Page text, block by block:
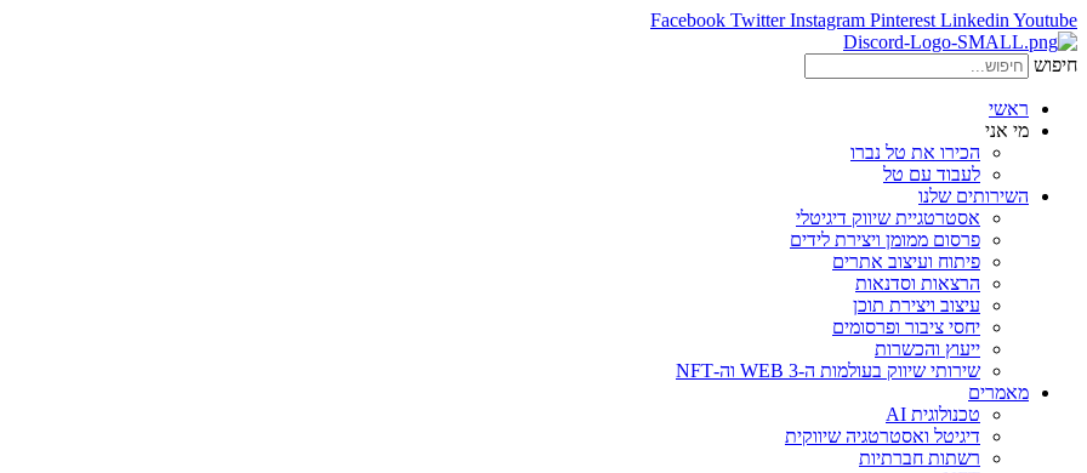
Facebook Twitter Instagram Pinterest Linkedin Youtube
חיפוש
ראשי
מי אני
הכירו את טל נברו
לעבוד עם טל
השירותים שלנו
אסטרטגיית שיווק דיגיטלי
פרסום ממומן ויצירת לידים
פיתוח ועיצוב אתרים
הרצאות וסדנאות
עיצוב ויצירת תוכן
יחסי ציבור ופרסומים
ייעוץ והכשרות
שירותי שיווק בעולמות ה-WEB 3 וה-NFT
מאמרים
טכנולוגית AI
דיגיטל ואסטרטגיה שיווקית
רשתות חברתיות